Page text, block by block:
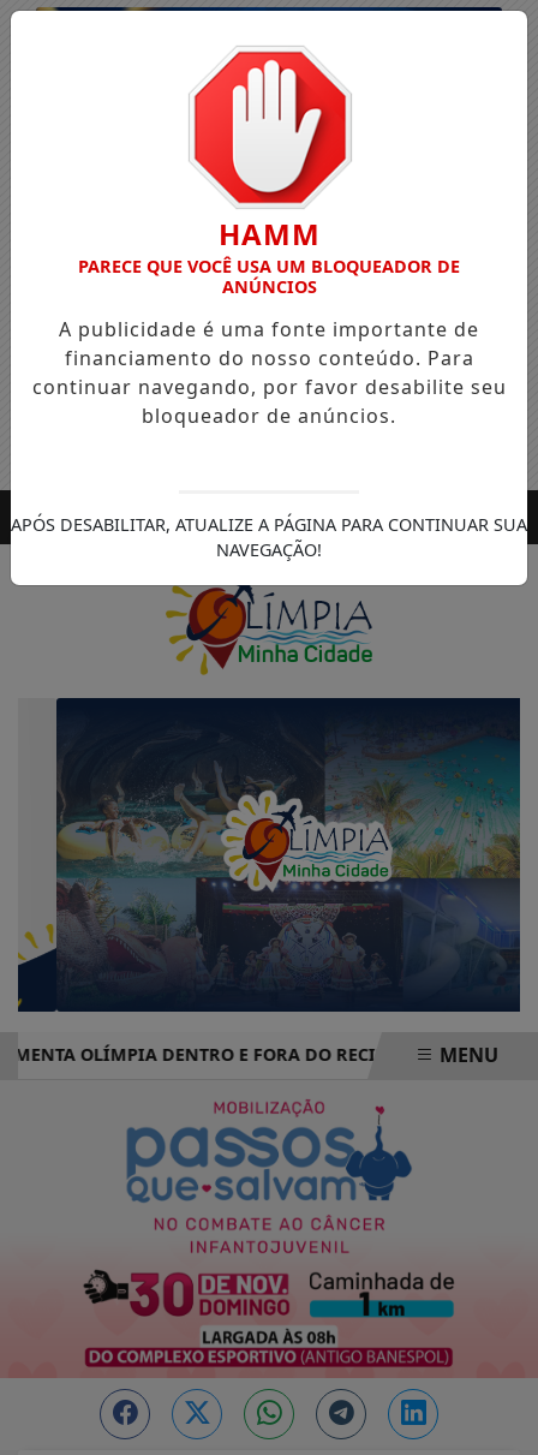
Entrar
OLÍMPIA DENTRO E FORA DO RECINTO CAMPANHA
MENU
HAMM
PARECE QUE VOCÊ USA UM BLOQUEADOR DE
ANÚNCIOS
A publicidade é uma fonte importante de
financiamento do nosso conteúdo. Para
continuar navegando, por favor desabilite seu
bloqueador de anúncios.
APÓS DESABILITAR, ATUALIZE A PÁGINA PARA CONTINUAR SUA
NAVEGAÇÃO!